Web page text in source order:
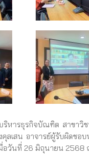
รกิจบัณฑิต สาขาวิชา
ลเสน อาจารย์ผู้รับผิดชอ
อวันที่ 26 มิถุนายน